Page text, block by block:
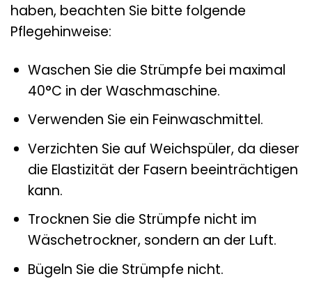
haben, beachten Sie bitte folgende
Pflegehinweise:
Waschen Sie die Strümpfe bei maximal
40°C in der Waschmaschine.
Verwenden Sie ein Feinwaschmittel.
Verzichten Sie auf Weichspüler, da dieser
die Elastizität der Fasern beeinträchtigen
kann.
Trocknen Sie die Strümpfe nicht im
Wäschetrockner, sondern an der Luft.
Bügeln Sie die Strümpfe nicht.